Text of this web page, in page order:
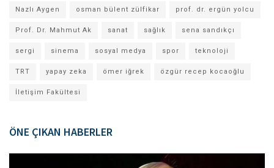
Nazlı Aygen osman bülent zülfikar prof. dr. ergün yolcu
Prof. Dr. Mahmut Ak sanat sağlık sena sandıkçı
sergi sinema sosyal medya spor teknoloji
TRT yapay zeka ömer iğrek özgür recep kocaoğlu
İletişim Fakültesi
ÖNE ÇIKAN HABERLER